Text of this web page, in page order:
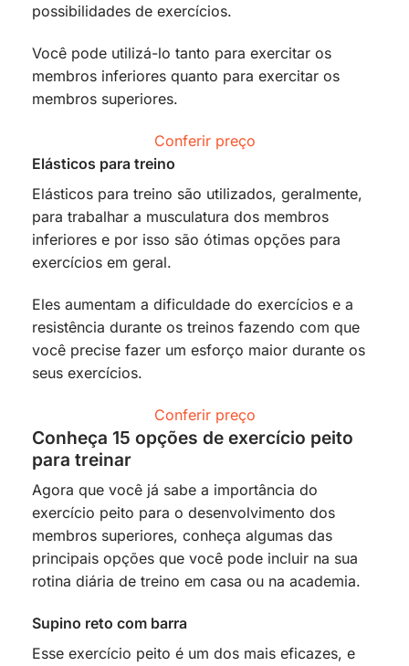
possibilidades de exercícios.
Você pode utilizá-lo tanto para exercitar os
membros inferiores quanto para exercitar os
membros superiores.
Conferir preço
Elásticos para treino
Elásticos para treino são utilizados, geralmente,
para trabalhar a musculatura dos membros
inferiores e por isso são ótimas opções para
exercícios em geral.
Eles aumentam a dificuldade do exercícios e a
resistência durante os treinos fazendo com que
você precise fazer um esforço maior durante os
seus exercícios.
Conferir preço
Conheça 15 opções de exercício peito
para treinar
Agora que você já sabe a importância do
exercício peito para o desenvolvimento dos
membros superiores, conheça algumas das
principais opções que você pode incluir na sua
rotina diária de treino em casa ou na academia.
Supino reto com barra
Esse exercício peito é um dos mais eficazes, e